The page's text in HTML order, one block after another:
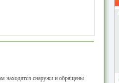
находятся снаружи и обращены